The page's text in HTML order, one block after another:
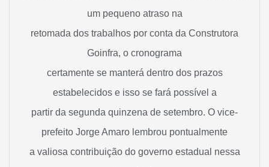
um pequeno atraso na
retomada dos trabalhos por conta da Construtora
Goinfra, o cronograma
certamente se manterá dentro dos prazos
estabelecidos e isso se fará possível a
partir da segunda quinzena de setembro. O vice-
prefeito Jorge Amaro lembrou pontualmente
a valiosa contribuição do governo estadual nessa